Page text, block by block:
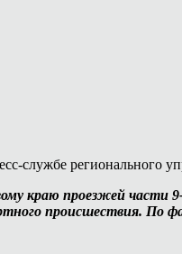
службе регионального
краю проезжей части
происшествия. По